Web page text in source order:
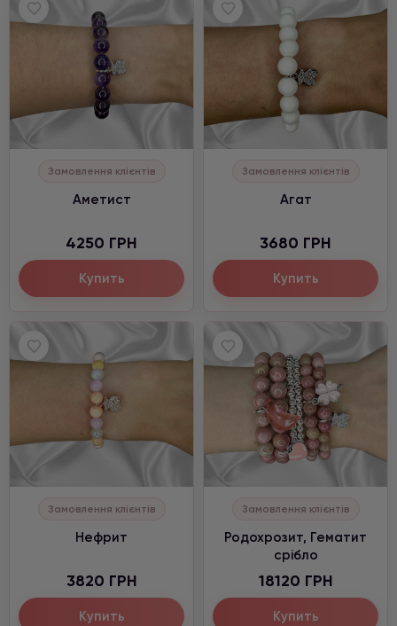
Замовлення клієнтів
Аметист
4250 ГРН
Купить
Замовлення клієнтів
Агат
3680 ГРН
Купить
Замовлення клієнтів
Нефрит
3820 ГРН
Купить
Замовлення клієнтів
Родохрозит, Гематит
срібло
18120 ГРН
Купить